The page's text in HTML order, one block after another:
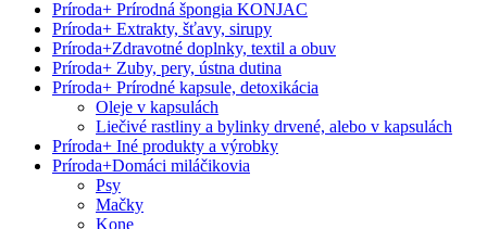
Príroda+ Prírodná špongia KONJAC
Príroda+ Extrakty, šťavy, sirupy
Príroda+Zdravotné doplnky, textil a obuv
Príroda+ Zuby, pery, ústna dutina
Príroda+ Prírodné kapsule, detoxikácia
Oleje v kapsulách
Liečivé rastliny a bylinky drvené, alebo v kapsulách
Príroda+ Iné produkty a výrobky
Príroda+Domáci miláčikovia
Psy
Mačky
Kone